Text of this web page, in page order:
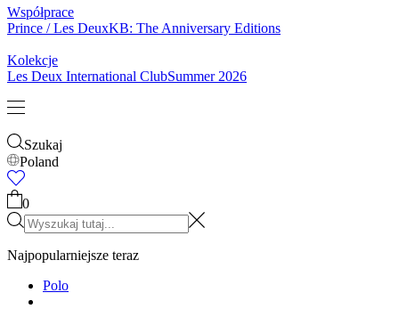
Współprace
Prince / Les DeuxKB: The Anniversary Editions
Kolekcje
Les Deux International ClubSummer 2026
Szukaj
Poland
0
Najpopularniejsze teraz
Polo